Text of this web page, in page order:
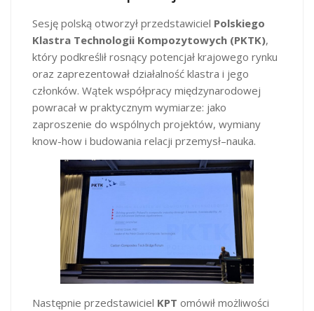
Sesję polską otworzył przedstawiciel Polskiego
Klastra Technologii Kompozytowych (PKTK),
który podkreślił rosnący potencjał krajowego rynku
oraz zaprezentował działalność klastra i jego
członków. Wątek współpracy międzynarodowej
powracał w praktycznym wymiarze: jako
zaproszenie do wspólnych projektów, wymiany
know-how i budowania relacji przemysł–nauka.
Następnie przedstawiciel KPT omówił możliwości